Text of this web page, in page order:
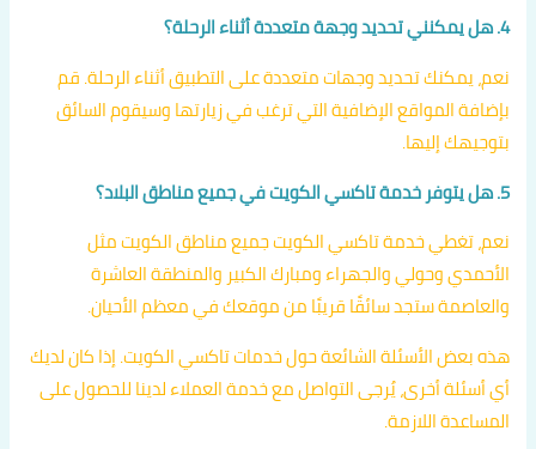
4. هل يمكنني تحديد وجهة متعددة أثناء الرحلة؟
نعم، يمكنك تحديد وجهات متعددة على التطبيق أثناء الرحلة. قم
بإضافة المواقع الإضافية التي ترغب في زيارتها وسيقوم السائق
بتوجيهك إليها.
5. هل يتوفر خدمة تاكسي الكويت في جميع مناطق البلاد؟
نعم، تغطي خدمة تاكسي الكويت جميع مناطق الكويت مثل
الأحمدي وحولي والجهراء ومبارك الكبير والمنطقة العاشرة
والعاصمة ستجد سائقًا قريبًا من موقعك في معظم الأحيان.
هذه بعض الأسئلة الشائعة حول خدمات تاكسي الكويت. إذا كان لديك
أي أسئلة أخرى، يُرجى التواصل مع خدمة العملاء لدينا للحصول على
المساعدة اللازمة.